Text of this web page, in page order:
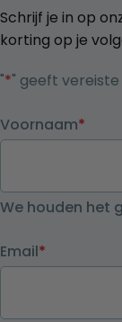
Schrijf je in op
korting op je
"*" geeft
Voornaam*
We houden het
Email*